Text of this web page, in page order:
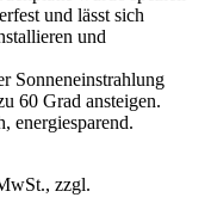
und lässt sich
und
Sonneneinstrahlung
60 Grad ansteigen.
energiesparend.
zzgl.